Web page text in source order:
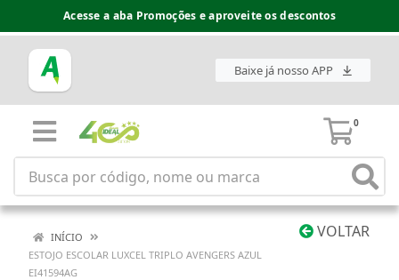
Acesse a aba Promoções e aproveite os descontos
Baixe já nosso APP
0
VOLTAR
INÍCIO
ESTOJO ESCOLAR LUXCEL TRIPLO AVENGERS AZUL
EI41594AG